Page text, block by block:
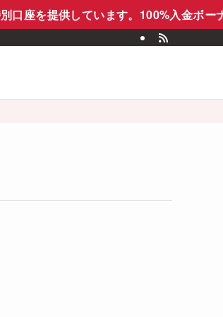
座を提供しています。100%入金ボー